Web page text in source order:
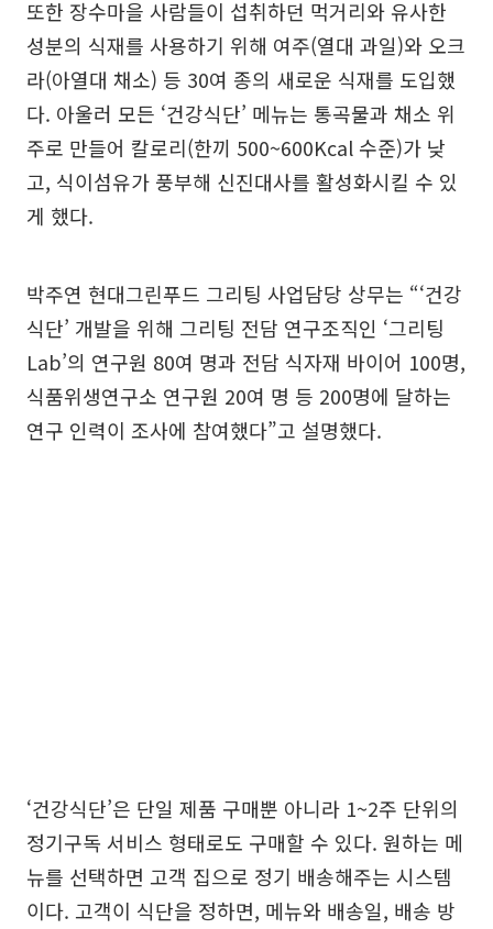
또한 장수마을 사람들이 섭취하던 먹거리와 유사한
성분의 식재를 사용하기 위해 여주(열대 과일)와 오크
라(아열대 채소) 등 30여 종의 새로운 식재를 도입했
다. 아울러 모든 ‘건강식단’ 메뉴는 통곡물과 채소 위
주로 만들어 칼로리(한끼 500~600Kcal 수준)가 낮
고, 식이섬유가 풍부해 신진대사를 활성화시킬 수 있
게 했다.
박주연 현대그린푸드 그리팅 사업담당 상무는 “‘건강
식단’ 개발을 위해 그리팅 전담 연구조직인 ‘그리팅
Lab’의 연구원 80여 명과 전담 식자재 바이어 100명,
식품위생연구소 연구원 20여 명 등 200명에 달하는
연구 인력이 조사에 참여했다”고 설명했다.
‘건강식단’은 단일 제품 구매뿐 아니라 1~2주 단위의
정기구독 서비스 형태로도 구매할 수 있다. 원하는 메
뉴를 선택하면 고객 집으로 정기 배송해주는 시스템
이다. 고객이 식단을 정하면, 메뉴와 배송일, 배송 방